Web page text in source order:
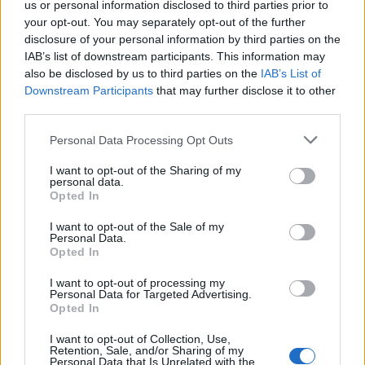
us or personal information disclosed to third parties prior to
your opt-out. You may separately opt-out of the further
disclosure of your personal information by third parties on the
IAB’s list of downstream participants. This information may
also be disclosed by us to third parties on the IAB’s List of
Downstream Participants that may further disclose it to other
Personal Data Processing Opt Outs
I want to opt-out of the Sharing of my
personal data.
Opted In
I want to opt-out of the Sale of my
Personal Data.
Opted In
I want to opt-out of processing my
Personal Data for Targeted Advertising.
Opted In
I want to opt-out of Collection, Use,
Retention, Sale, and/or Sharing of my
Personal Data that Is Unrelated with the
Kivennäis- tai hivenaine
Tavoite
Fosfori (P)
30,1 mg
5 %
Jodi (I)
1,0 µg
1 %
Kalium (K)
255,6 mg
8 %
Kalsium (Ca)
20,5 mg
3 %
Kupari (Cu)
0,0 mg
4 %
Natrium (Na)
Seleeni (Se)
0,4 µg
Sinkki (Zn)
0,2 mg